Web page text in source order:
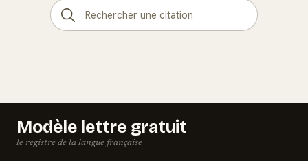
Modèle lettre gratuit
le registre de la langue française